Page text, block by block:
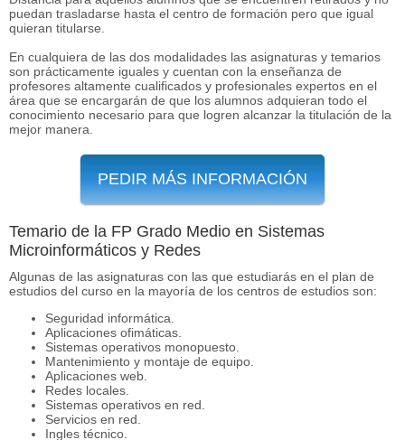
puedan trasladarse hasta el centro de formación pero que igual
quieran titularse.
En cualquiera de las dos modalidades las asignaturas y temarios
son prácticamente iguales y cuentan con la enseñanza de
profesores altamente cualificados y profesionales expertos en el
área que se encargarán de que los alumnos adquieran todo el
conocimiento necesario para que logren alcanzar la titulación de la
mejor manera.
PEDIR MÁS INFORMACIÓN
Temario de la FP Grado Medio en Sistemas
Microinformáticos y Redes
Algunas de las asignaturas con las que estudiarás en el plan de
estudios del curso en la mayoría de los centros de estudios son:
Seguridad informática.
Aplicaciones ofimáticas.
Sistemas operativos monopuesto.
Mantenimiento y montaje de equipo.
Aplicaciones web.
Redes locales.
Sistemas operativos en red.
Servicios en red.
Ingles técnico.